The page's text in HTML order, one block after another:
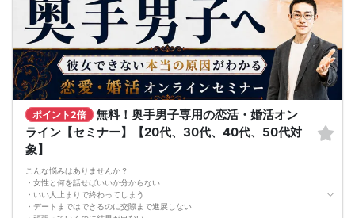
4. イベントページ内の「お申し込み状況」等はキャンセルなどで当日の参加人
数、男女比率と異なる可能性がございます。
5. 当日は店舗の外ではなく店舗内で受付いたします。店内に入り店員に「街コン
で来た」旨をお伝えください。
6. お釣りの用意はございませんので、出ないようにご準備お願いします。
7. 当日は年齢確認のできる身分証をお持ちください。イベントの対象年齢でない
ことが発覚した場合、参加費を全額徴収し返金はいたしかねます。
8. 15分以上の遅刻はキャンセルとみなす可能性があります。
9. 当日受付にお越しになってからのキャンセル、途中キャンセルは出来ません。
10. イベント中止に伴うユーザーへの返金額は、チケット代金となり、交通費、宿
泊費、通信費等の返金は行いません。
11. 領収書の発行はいたしかねます。
お申し込みが完了した時点で上記すべての事項に同意したと判断いたします。
ポイント2倍
無料！奥手男子専用の恋活・婚活オン
ライン【セミナー】【20代、30代、40代、50代対
象】
こんな悩みはありませんか？
・女性と何を話せばいいか分からない
・いい人止まりで終わってしまう
・デートまではできるのに交際まで進展しない